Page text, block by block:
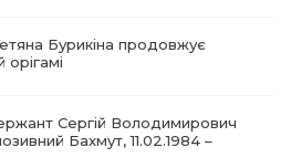
Бурикіна продовжує
орігамі
Сергій Володимирович
Бахмут, 11.02.1984 –